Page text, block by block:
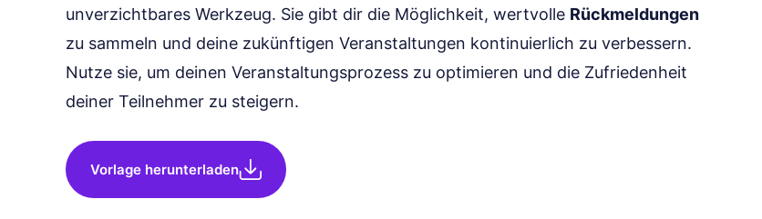
unverzichtbares Werkzeug. Sie gibt dir die Möglichkeit, wertvolle Rückmeldungen
zu sammeln und deine zukünftigen Veranstaltungen kontinuierlich zu verbessern.
Nutze sie, um deinen Veranstaltungsprozess zu optimieren und die Zufriedenheit
deiner Teilnehmer zu steigern.
Vorlage herunterladen